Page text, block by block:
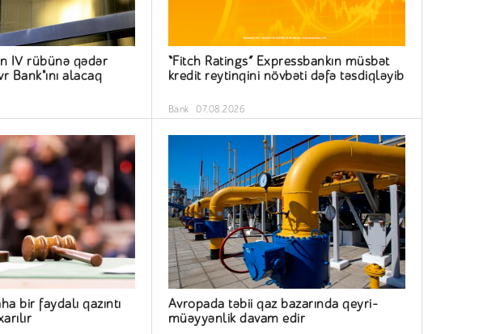
IV rübünə qədər
Bank"ını alacaq
“Fitch Ratings” Expressbankın müsbət
kredit reytinqini növbəti dəfə təsdiqləyib
Bank 07.08.2026
bir faydalı qazıntı
Avropada təbii qaz bazarında qeyri-
müəyyənlik davam edir